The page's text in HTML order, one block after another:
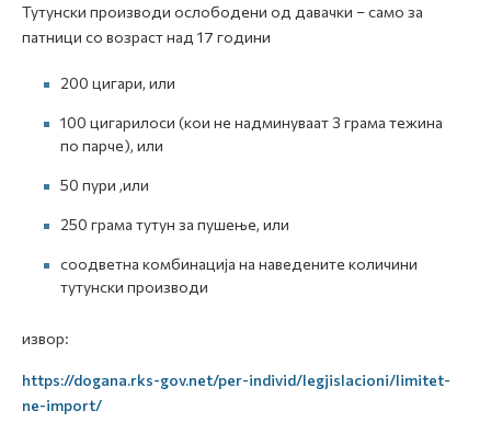
Тутунски производи ослободени од давачки – само за
патници со возраст над 17 години
200 цигари, или
100 цигарилоси (кои не надминуваат 3 грама тежина
по парче), или
50 пури ,или
250 грама тутун за пушење, или
соодветна комбинација на наведените количини
тутунски производи
извор:
https://dogana.rks-gov.net/per-individ/legjislacioni/limitet-
ne-import/